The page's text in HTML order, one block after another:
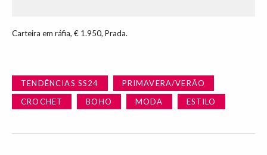
Carteira em ráfia, € 1.950, Prada.
TENDÊNCIAS SS24
PRIMAVERA/VERÃO
CROCHET
BOHO MODA ESTILO